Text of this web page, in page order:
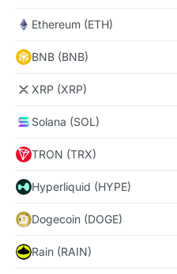
Ethereum (ETH)
BNB (BNB)
XRP (XRP)
Solana (SOL)
TRON (TRX)
Hyperliquid (HYPE)
Dogecoin (DOGE)
Rain (RAIN)